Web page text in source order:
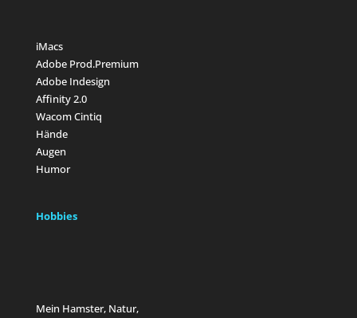
iMacs
Adobe Prod.Premium
Adobe Indesign
Affinity 2.0
Wacom Cintiq
Hände
Augen
Humor
Hobbies
Mein Hamster, Natur,